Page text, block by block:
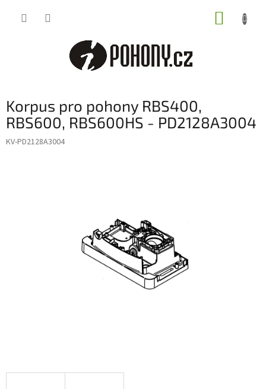
Korpus pro pohony RBS400,
RBS600, RBS600HS - PD2128A3004
KV-PD2128A3004